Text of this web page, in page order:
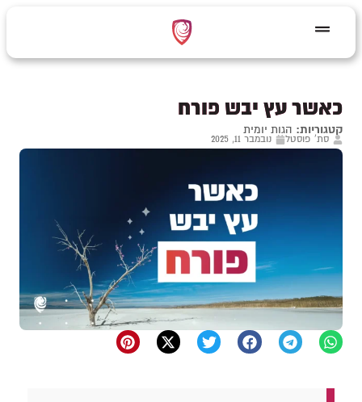
כאשר עץ יבש פורח
קטגוריות: הגות יומית
סת' פוסטל נובמבר 11, 2025